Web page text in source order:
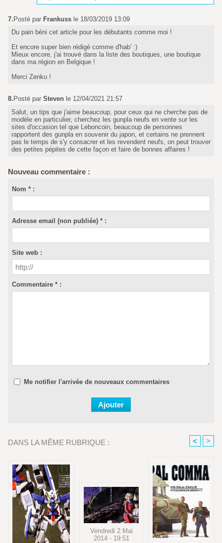
7.Posté par Frankuss le 18/03/2019 13:09
Du pain béni cet article pour les débutants comme moi !
Et encore super bien rédigé comme d'hab' :)
Mieux encore, j'ai trouvé dans la liste des boutiques, une boutique
dans ma région en Belgique !
Merci Zenku !
8. Posté par Steven le 12/04/2021 21:57
Salut, un tips que j'aime beaucoup, pour ceux qui ne cherche pas de
modèle en particulier, cherchez les gunpla neufs en vente sur les
sites d'occasion tel que Leboncoin, beaucoup de personnes
rapportent des gunpla en souvenir du japon, et certains ne prennent
pas le temps de s'y consacrer et les revendent neufs, on peut trouver
des petites pépites de cette façon et faire de bonnes affaires !
Nouveau commentaire :
Nom * :
Adresse email (non publiée) * :
Site web :
Commentaire * :
Me notifier l'arrivée de nouveaux commentaires
DANS LA MÊME RUBRIQUE : < >
Vendredi 2 Mai
2014 - 19:51